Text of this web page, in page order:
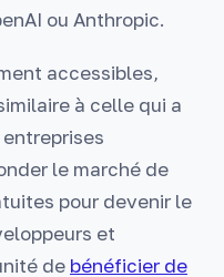
ou Anthropic.
accessibles,
à celle qui a
le marché de
pour devenir le
et
de bénéficier de